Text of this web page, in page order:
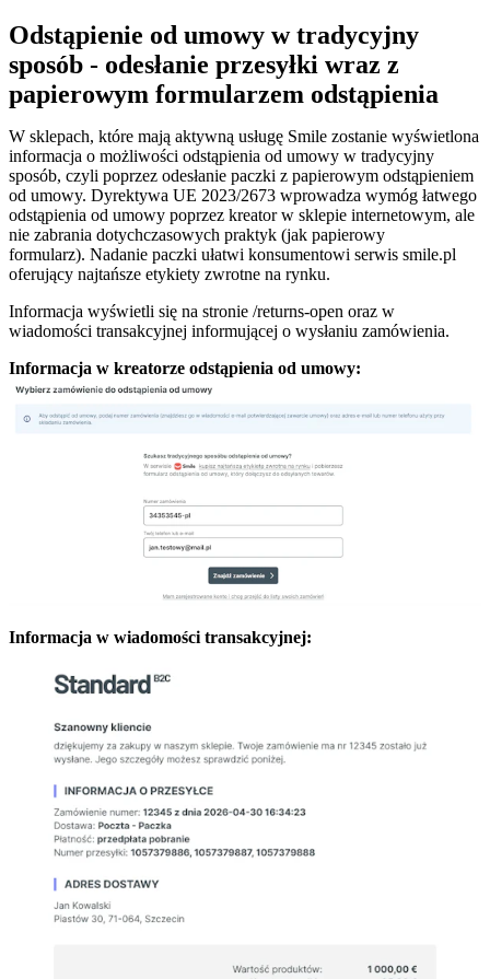
Odstąpienie od umowy w tradycyjny
sposób - odesłanie przesyłki wraz z
papierowym formularzem odstąpienia
W sklepach, które mają aktywną usługę Smile zostanie wyświetlona
informacja o możliwości odstąpienia od umowy w tradycyjny
sposób, czyli poprzez odesłanie paczki z papierowym odstąpieniem
od umowy. Dyrektywa UE 2023/2673 wprowadza wymóg łatwego
odstąpienia od umowy poprzez kreator w sklepie internetowym, ale
nie zabrania dotychczasowych praktyk (jak papierowy
formularz). Nadanie paczki ułatwi konsumentowi serwis smile.pl
oferujący najtańsze etykiety zwrotne na rynku.
Informacja wyświetli się na stronie /returns-open oraz w
wiadomości transakcyjnej informującej o wysłaniu zamówienia.
Informacja w kreatorze odstąpienia od umowy:
Informacja w wiadomości transakcyjnej: